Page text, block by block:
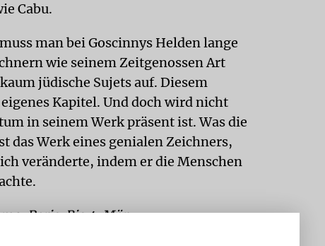
Cabu.
man bei Goscinnys Helden lange
wie seinem Zeitgenossen Art
jüdische Sujets auf. Diesem
Kapitel. Und doch wird nicht
in seinem Werk präsent ist. Was die
das Werk eines genialen Zeichners,
veränderte, indem er die Menschen
Paris. Bis 4. März